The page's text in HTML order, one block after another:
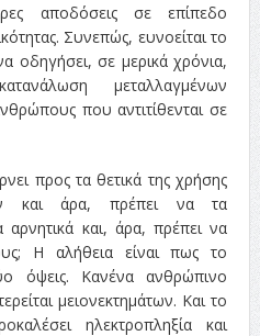
αποδόσεις σε επίπεδο
Συνεπώς, ευνοείται το
οδηγήσει, σε μερικά χρόνια,
μεταλλαγμένων
που αντιτίθενται σε
προς τα θετικά της χρήσης
και άρα, πρέπει να τα
και, άρα, πρέπει να
Η αλήθεια είναι πως το
όψεις. Κανένα ανθρώπινο
μειονεκτημάτων. Και το
ηλεκτροπληξία και